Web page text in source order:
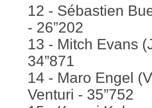
12 - Sébastien
- 26”202
13 - Mitch Evans
34”871
14 - Maro Engel
Venturi - 35”752